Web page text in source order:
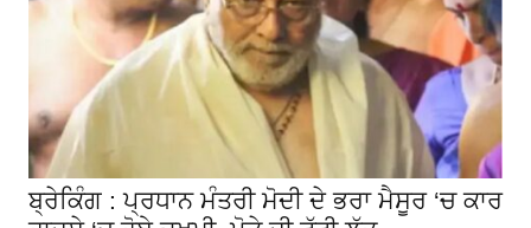
ਬ੍ਰੇਕਿੰਗ : ਪ੍ਰਧਾਨ ਮੰਤਰੀ ਮੋਦੀ ਦੇ ਭਰਾ ਮੈਸੂਰ ‘ਚ ਕਾਰ